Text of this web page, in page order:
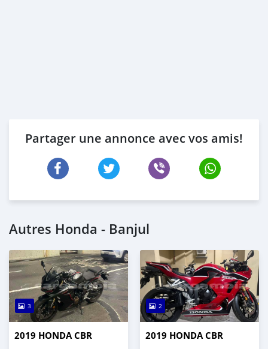
Partager une annonce avec vos amis!
Autres Honda - Banjul
3
2019 HONDA CBR
2
2019 HONDA CBR